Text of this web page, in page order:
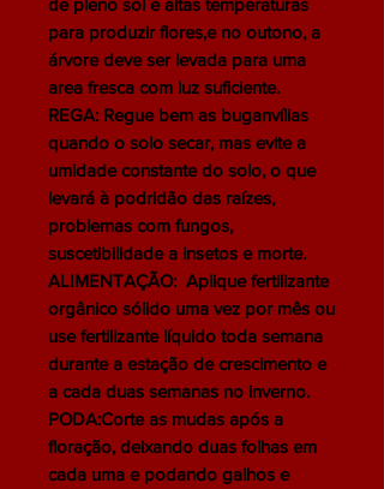
para produzir flores,e no outono, a
árvore deve ser levada para uma
area fresca com luz suficiente.
REGA: Regue bem as buganvílias
quando o solo secar, mas evite a
umidade constante do solo, o que
levará à podridão das raízes,
problemas com fungos,
suscetibilidade a insetos e morte.
ALIMENTAÇÃO: Aplique fertilizante
orgânico sólido uma vez por mês ou
use fertilizante líquido toda semana
durante a estação de crescimento e
a cada duas semanas no inverno.
PODA:Corte as mudas após a
floração, deixando duas folhas em
cada uma e podando galhos e